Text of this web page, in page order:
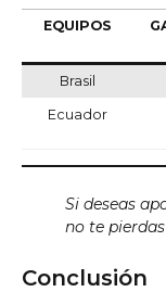
EQUIPOS
Brasil
Ecuador
Si deseas
no te
Conclusión